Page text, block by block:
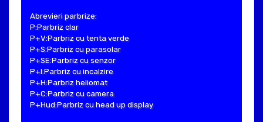
Abrevieri parbrize:
P:Parbriz clar
P+V:Parbriz cu tenta verde
P+S:Parbriz cu parasolar
P+SE:Parbriz cu senzor
P+I:Parbriz cu incalzire
P+H:Parbriz heliomat
P+C:Parbriz cu camera
P+Hud:Parbriz cu head up display